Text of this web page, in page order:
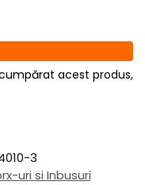
acest produs,
3
uri si Inbusuri